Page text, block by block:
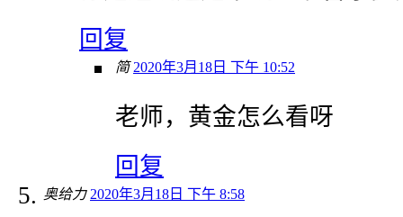
回复
简 2020年3月18日 下午 10:52
老师，黄金怎么看呀
回复
奥给力 2020年3月18日 下午 8:58